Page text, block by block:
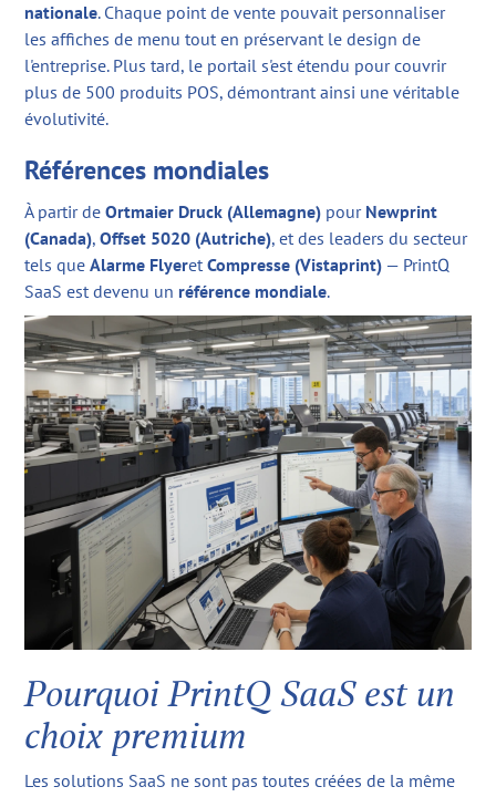
nationale. Chaque point de vente pouvait personnaliser
les affiches de menu tout en préservant le design de
l'entreprise. Plus tard, le portail s'est étendu pour couvrir
plus de 500 produits POS, démontrant ainsi une véritable
évolutivité.
Références mondiales
À partir deOrtmaier Druck (Allemagne) pour Newprint
(Canada),Offset 5020 (Autriche), et des leaders du secteur
tels queAlarme FlyeretCompresse (Vistaprint) — PrintQ
SaaS est devenu un référence mondiale.
Pourquoi PrintQ SaaS est un
choix premium
Les solutions SaaS ne sont pas toutes créées de la même